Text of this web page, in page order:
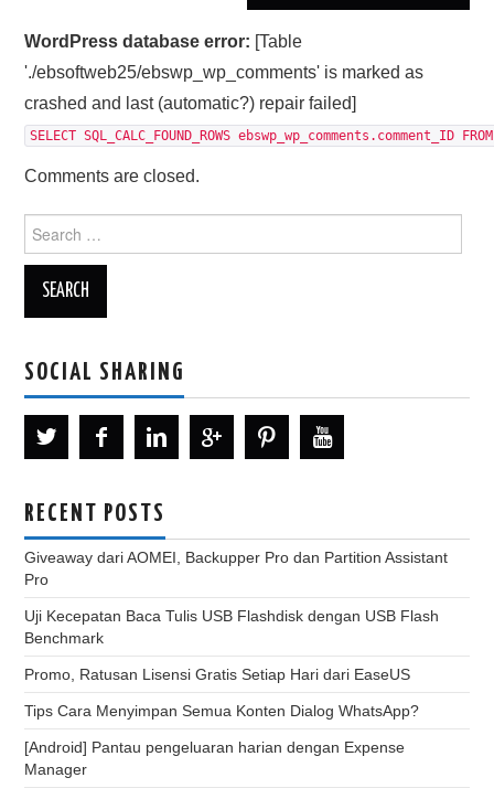
WordPress database error: [Table
'./ebsoftweb25/ebswp_wp_comments' is marked as
crashed and last (automatic?) repair failed]
SELECT SQL_CALC_FOUND_ROWS
Comments are closed.
for:
SOCIAL SHARING
RECENT POSTS
Giveaway dari AOMEI, Backupper Pro dan Partition Assistant
Pro
Uji Kecepatan Baca Tulis USB Flashdisk dengan USB Flash
Benchmark
Promo, Ratusan Lisensi Gratis Setiap Hari dari EaseUS
Tips Cara Menyimpan Semua Konten Dialog WhatsApp?
[Android] Pantau pengeluaran harian dengan Expense
Manager